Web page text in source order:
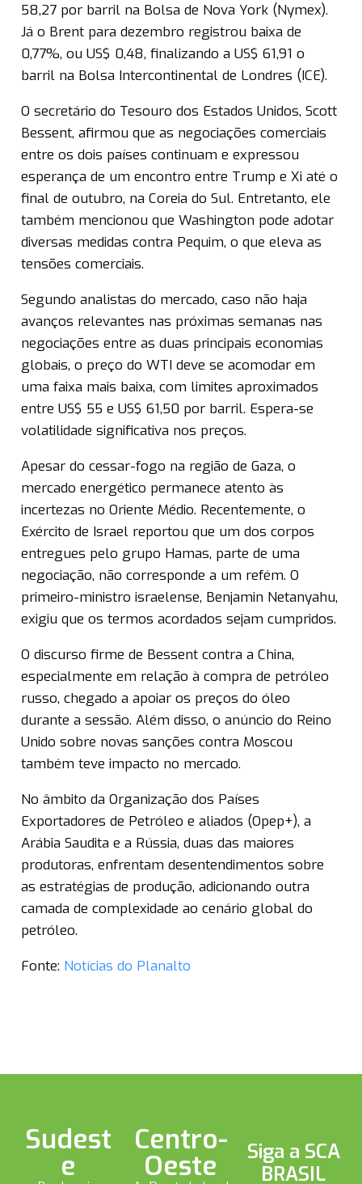
58,27 por barril na Bolsa de Nova York (Nymex).
Já o Brent para dezembro registrou baixa de
0,77%, ou US$ 0,48, finalizando a US$ 61,91 o
barril na Bolsa Intercontinental de Londres (ICE).
O secretário do Tesouro dos Estados Unidos, Scott
Bessent, afirmou que as negociações comerciais
entre os dois países continuam e expressou
esperança de um encontro entre Trump e Xi até o
final de outubro, na Coreia do Sul. Entretanto, ele
também mencionou que Washington pode adotar
diversas medidas contra Pequim, o que eleva as
tensões comerciais.
Segundo analistas do mercado, caso não haja
avanços relevantes nas próximas semanas nas
negociações entre as duas principais economias
globais, o preço do WTI deve se acomodar em
uma faixa mais baixa, com limites aproximados
entre US$ 55 e US$ 61,50 por barril. Espera-se
volatilidade significativa nos preços.
Apesar do cessar-fogo na região de Gaza, o
mercado energético permanece atento às
incertezas no Oriente Médio. Recentemente, o
Exército de Israel reportou que um dos corpos
entregues pelo grupo Hamas, parte de uma
negociação, não corresponde a um refém. O
primeiro-ministro israelense, Benjamin Netanyahu,
exigiu que os termos acordados sejam cumpridos.
O discurso firme de Bessent contra a China,
especialmente em relação à compra de petróleo
russo, chegado a apoiar os preços do óleo
durante a sessão. Além disso, o anúncio do Reino
Unido sobre novas sanções contra Moscou
também teve impacto no mercado.
No âmbito da Organização dos Países
Exportadores de Petróleo e aliados (Opep+), a
Arábia Saudita e a Rússia, duas das maiores
produtoras, enfrentam desentendimentos sobre
as estratégias de produção, adicionando outra
camada de complexidade ao cenário global do
petróleo.
Fonte: Notícias do Planalto
Sudest
e
Centro-
Oeste
Siga a SCA
BRASIL